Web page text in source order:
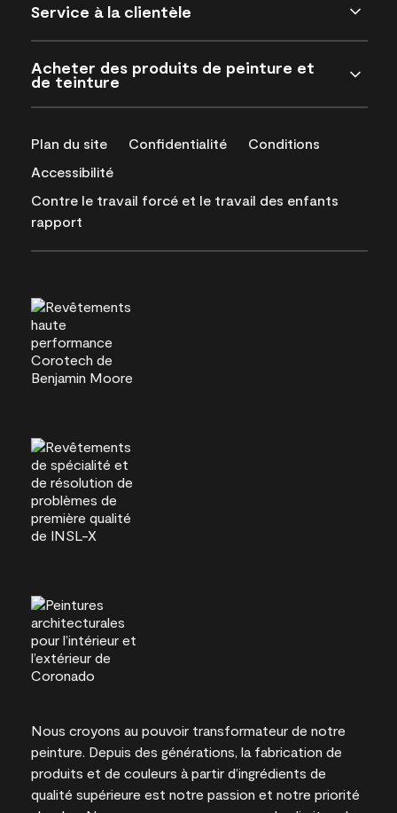
Service à la clientèle
Acheter des produits de peinture et
de teinture
Plan du site Confidentialité
Conditions
Accessibilité
Contre le travail forcé et le travail des enfants
rapport
Nous croyons au pouvoir transformateur de notre
peinture. Depuis des générations, la fabrication de
produits et de couleurs à partir d’ingrédients de
qualité supérieure est notre passion et notre priorité